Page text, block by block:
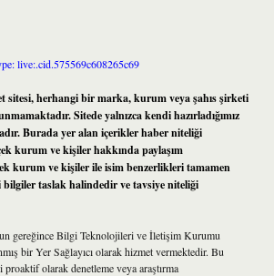
live:.cid.575569c608265c69
sitesi, herhangi bir marka, kurum veya şahıs şirketi
Sitede yalnızca kendi hazırladığımız
Burada yer alan içerikler haber niteliği
kurum ve kişiler hakkında paylaşım
kurum ve kişiler ile isim benzerlikleri tamamen
taslak halindedir ve tavsiye niteliği
gereğince Bilgi Teknolojileri ve İletişim Kurumu
bir Yer Sağlayıcı olarak hizmet vermektedir. Bu
olarak denetleme veya araştırma